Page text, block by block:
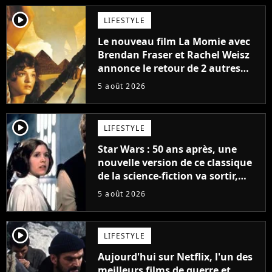
player2 LIFESTYLE
Le nouveau film La Momie avec
Brendan Fraser et Rachel Weisz
annonce le retour de 2 autres
personnages emblématiques de
5 août 2026
player2 LIFESTYLE
Star Wars : 50 ans après, une
nouvelle version de ce classique
de la science-fiction va sortir,
mais on ne la verra jamais en
5 août 2026
player2 LIFESTYLE
Aujourd'hui sur Netflix, l'un des